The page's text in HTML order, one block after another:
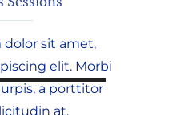
dolor sit amet,
elit. Morbi
a porttitor
at.